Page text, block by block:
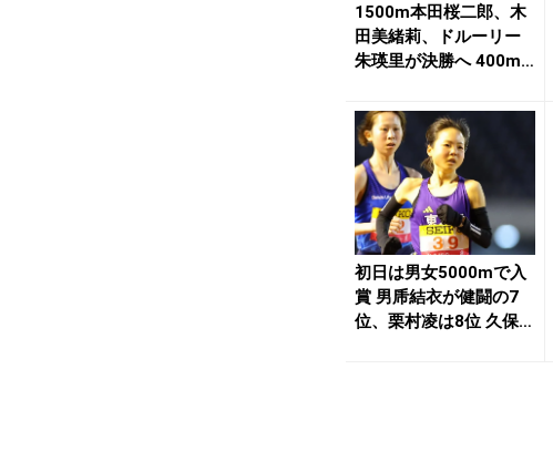
1500m本田桜二郎、木
田美緒莉、ドルーリー
朱瑛里が決勝へ 400mH
初日は男女5000mで入
賞 男乕結衣が健闘の7
位、栗村凌は8位 久保凛